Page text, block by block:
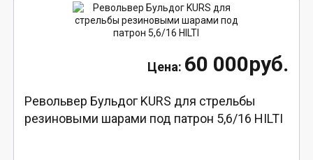
60 000руб.
Револьвер Бульдог KURS для стрельбы
резиновыми шарами под патрон 5,6/16 HILTI